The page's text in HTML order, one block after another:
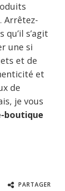
. Arrêtez-
s’agit
une si
et de
et
de
je vous
boutique
PARTAGER